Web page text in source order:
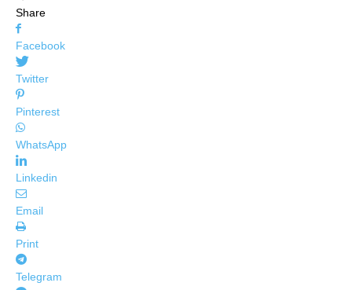
Share
Facebook
Twitter
Pinterest
WhatsApp
Linkedin
Email
Print
Telegram